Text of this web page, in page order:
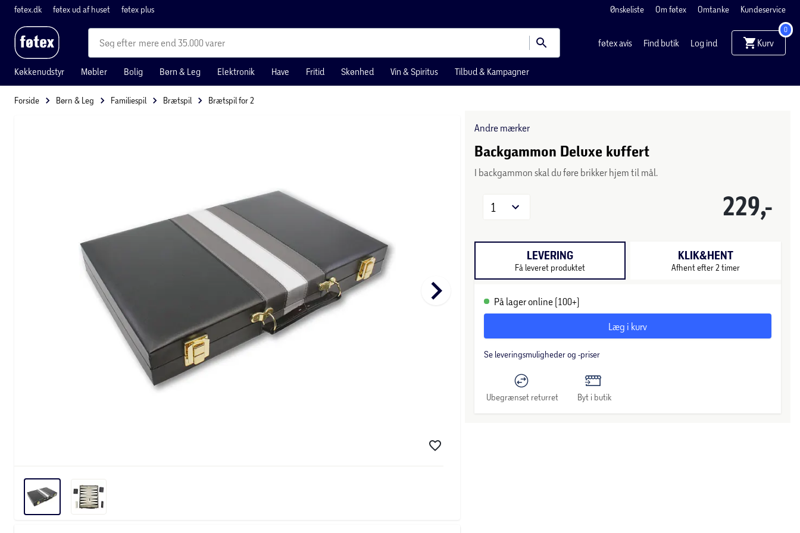
føtex.dk føtex ud af huset føtex plus Ønskeliste Om føtex Omtanke Kundeservice
mere end 35.000 varer føtex avis Find butik Log ind Kurv
0
Køkkenudstyr Møbler Bolig Børn & Leg Elektronik Have Fritid Skønhed Vin & Spiritus Tilbud & Kampagner
Forside Børn & Leg Familiespil Brætspil Brætspil for 2
keyboard_arrow_right
Andre mærker
Backgammon Deluxe kuffert
I backgammon skal du føre brikker hjem til mål.
229,-
1
LEVERING
Få leveret produktet
KLIK&HENT
Afhent efter 2 timer
På lager online (100+)
Læg i kurv
Se leveringsmuligheder og -priser
Ubegrænset returret Byt i butik